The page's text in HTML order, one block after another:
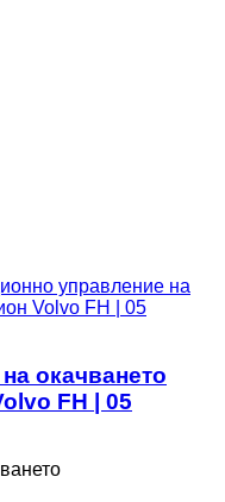
управление на
Volvo FH | 05
окачването
FH | 05